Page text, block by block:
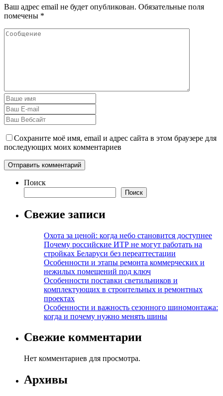
Ваш адрес email не будет опубликован. Обязательные поля
помечены *
Сохраните моё имя, email и адрес сайта в этом браузере для
последующих моих комментариев
Поиск
Поиск
Свежие записи
Охота за ценой: когда небо становится доступнее
Почему российские ИТР не могут работать на
стройках Беларуси без переаттестации
Особенности и этапы ремонта коммерческих и
нежилых помещений под ключ
Особенности поставки светильников и
комплектующих в строительных и ремонтных
проектах
Особенности и важность сезонного шиномонтажа:
когда и почему нужно менять шины
Свежие комментарии
Нет комментариев для просмотра.
Архивы